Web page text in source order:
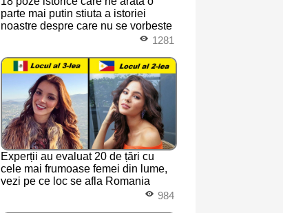
parte mai putin stiuta a istoriei
noastre despre care nu se vorbeste
1281
Experții au evaluat 20 de țări cu
cele mai frumoase femei din lume,
vezi pe ce loc se afla Romania
984